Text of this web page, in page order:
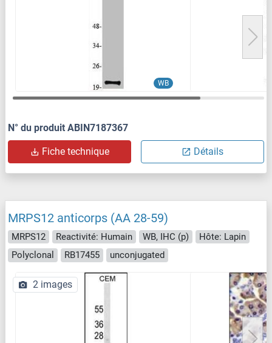
WB
N° du produit ABIN7187367
Fiche technique Détails
MRPS12 anticorps (AA 28-59)
MRPS12 Reactivité: Humain WB, IHC (p)
Hôte: Lapin
Polyclonal
RB17455 unconjugated
2 images